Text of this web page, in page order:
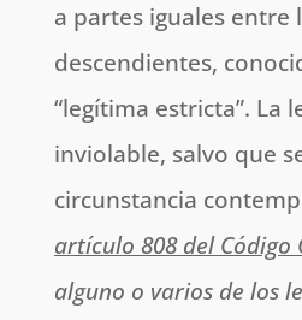
a partes iguales entre
descendientes,
“legítima estricta”. La
inviolable, salvo que
circunstancia
artículo 808 del Código
alguno o varios de los